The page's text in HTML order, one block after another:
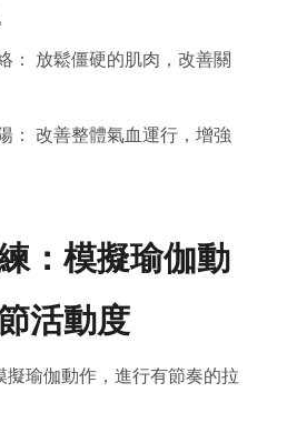
： 放鬆僵硬的肌肉，改善關
： 改善整體氣血運行，增強
：模擬瑜伽動
活動度
瑜伽動作，進行有節奏的拉